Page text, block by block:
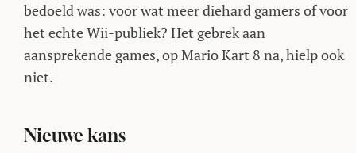
bedoeld was: voor wat meer diehard gamers of voor
het echte Wii-publiek? Het gebrek aan
aansprekende games, op Mario Kart 8 na, hielp ook
niet.
Nieuwe kans